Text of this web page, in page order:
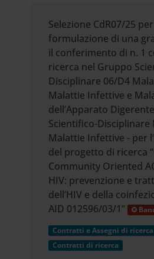
Selezione CdR07/25
formulazione di una
il conferimento di n. 1
ricerca nel Gruppo
Disciplinare 06/D4
Malattie Infettive e
dell’Apparato
Scientifico-Disciplinare
Malattie Infettive - per
del progetto di ricerca
Community Oriented
HIV: prevenzione e
dell’HIV e della
AID 012596/03/1”
Contratti e Assegni di ricerca
Contratti di ricerca